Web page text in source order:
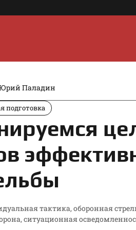
Паладин
подготовка
тактика, оборонная
, ситуационная